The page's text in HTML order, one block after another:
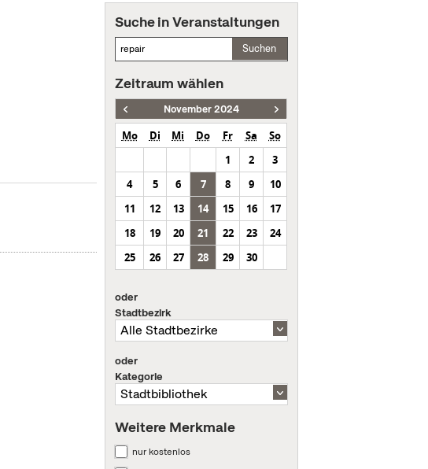
Suche in Veranstaltungen
Suchen
Zeitraum wählen
November 2024
Mo Di Mi Do Fr Sa
So
1
2
3
4
5 6 7 8 9
10
11
12 13 14 15 16
17
18
19 20 21 22 23
24
25
26 27 28 29 30
oder
Stadtbezirk
oder
Kategorie
Weitere Merkmale
nur kostenlos